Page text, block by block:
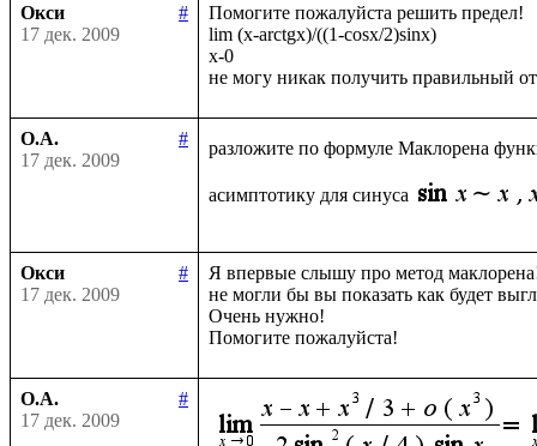
Окси
#
17 дек. 2009
Помогите пожалуйста решить предел!
lim (x-arctgx)/((1-cosx/2)sinx)
x-0
О.А.
#
17 дек. 2009
разложите по формуле Маклорена
асимптотику для синуса
Окси
#
17 дек. 2009
Я впервые слышу про метод
не могли бы вы показать как будет
Очень нужно!
О.А.
#
17 дек. 2009